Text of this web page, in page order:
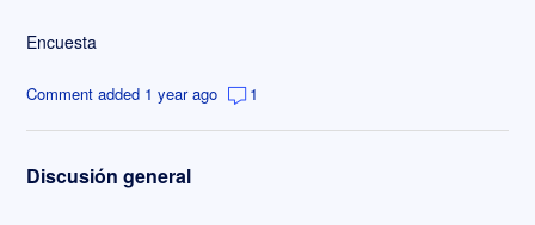
Encuesta
Comment added 1 year ago 1
Discusión general